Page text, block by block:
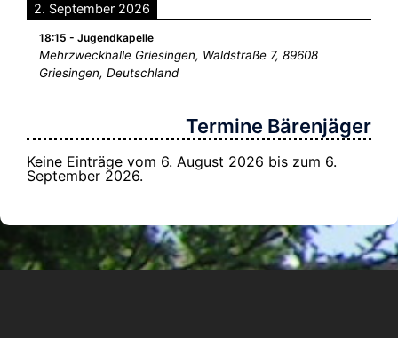
2. September 2026
18:15 - Jugendkapelle
Mehrzweckhalle Griesingen, Waldstraße 7, 89608
Griesingen, Deutschland
Termine Bärenjäger
Keine Einträge vom 6. August 2026 bis zum 6.
September 2026.